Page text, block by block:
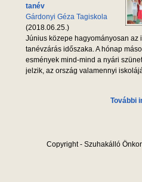
tanév
Gárdonyi Géza Tagiskola
(2018.06.25.)
Június közepe hagyományosan az
tanévzárás időszaka. A hónap
esmények mind-mind a nyári
jelzik, az ország valamennyi
További
Copyright - Szuhakálló